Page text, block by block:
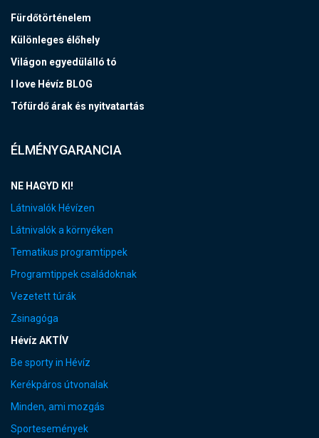
Fürdőtörténelem
Különleges élőhely
Világon egyedülálló tó
I love Hévíz BLOG
Tófürdő árak és nyitvatartás
ÉLMÉNYGARANCIA
NE HAGYD KI!
Látnivalók Hévízen
Látnivalók a környéken
Tematikus programtippek
Programtippek családoknak
Vezetett túrák
Zsinagóga
Hévíz AKTÍV
Be sporty in Hévíz
Kerékpáros útvonalak
Minden, ami mozgás
Sportesemények